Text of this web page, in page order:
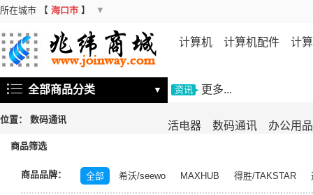
所在城市 【 海口市 】 ▼
计算机 计算机配件 计
机 存储设备
活电器 数码通讯 办公用品
全部商品分类 ▼ 资讯 更多...
位置： 数码通讯
商品筛选
商品品牌： 全部 希沃/seewo MAXHUB 得胜/TAKSTAR